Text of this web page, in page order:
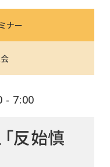
ナー
- 7:00
反始慎